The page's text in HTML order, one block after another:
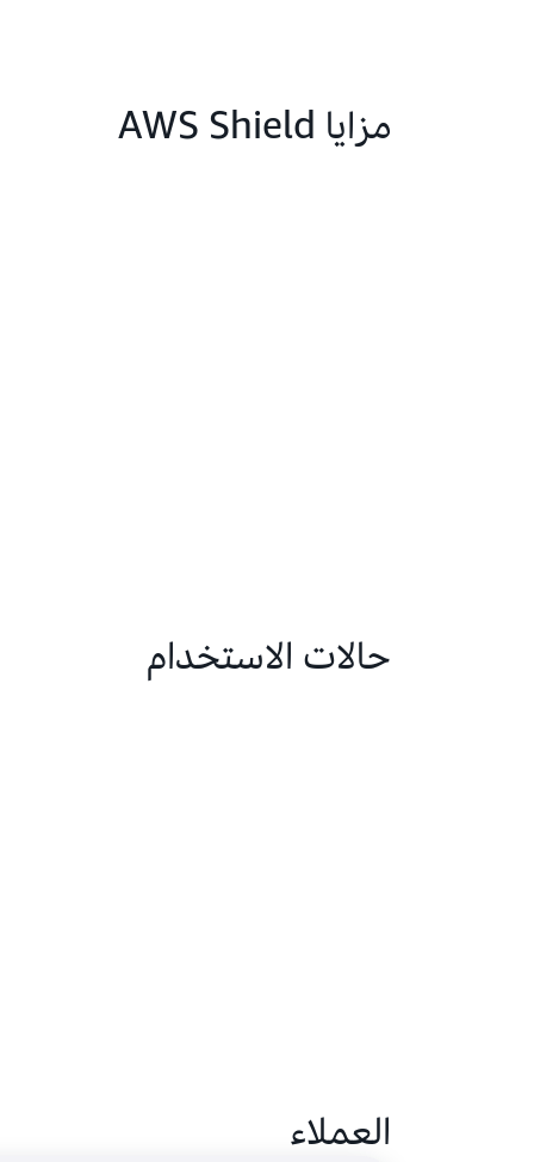
مزايا AWS Shield
حالات الاستخدام
العملاء